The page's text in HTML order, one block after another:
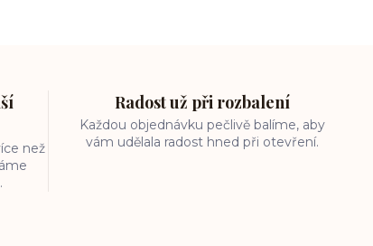
než
Radost už při rozbalení
Každou objednávku pečlivě balíme, aby
vám udělala radost hned při otevření.